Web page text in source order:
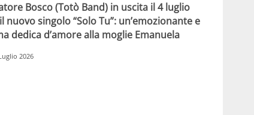
Bosco (Totò Band) in uscita il 4 luglio
nuovo singolo “Solo Tu”: un’emozionante e
dedica d’amore alla moglie Emanuela
2026